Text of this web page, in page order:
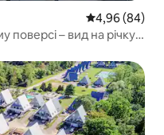
Середня
4,96 (84)
поверсі – вид на річку –